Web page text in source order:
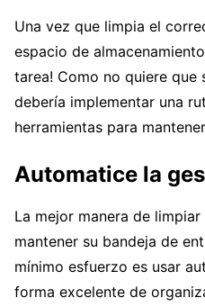
Una vez que limpia el
espacio de
tarea! Como no quiere que
debería implementar una
herramientas para
Automatice la
La mejor manera de
mantener su bandeja de
mínimo esfuerzo es usar
forma excelente de